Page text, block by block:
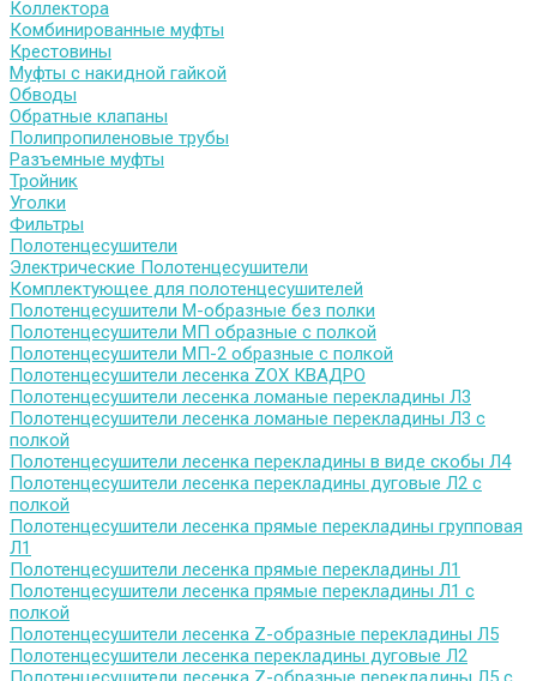
Коллектора
Комбинированные муфты
Крестовины
Муфты с накидной гайкой
Обводы
Обратные клапаны
Полипропиленовые трубы
Разъемные муфты
Тройник
Уголки
Фильтры
Полотенцесушители
Электрические Полотенцесушители
Комплектующее для полотенцесушителей
Полотенцесушители М-образные без полки
Полотенцесушители МП образные с полкой
Полотенцесушители МП-2 образные с полкой
Полотенцесушители лесенка ZOX КВАДРО
Полотенцесушители лесенка ломаные перекладины Л3
Полотенцесушители лесенка ломаные перекладины Л3 с
полкой
Полотенцесушители лесенка перекладины в виде скобы Л4
Полотенцесушители лесенка перекладины дуговые Л2 с
полкой
Полотенцесушители лесенка прямые перекладины групповая
Л1
Полотенцесушители лесенка прямые перекладины Л1
Полотенцесушители лесенка прямые перекладины Л1 с
полкой
Полотенцесушители лесенка Z-образные перекладины Л5
Полотенцесушители лесенка перекладины дуговые Л2